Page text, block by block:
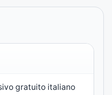
gratuito italiano